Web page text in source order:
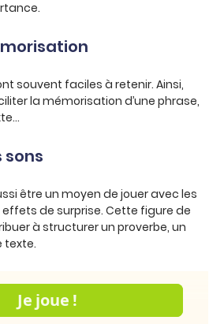
souvent faciles à retenir. Ainsi,
la mémorisation d’une phrase,
sons
être un moyen de jouer avec les
de surprise. Cette figure de
à structurer un proverbe, un
texte.